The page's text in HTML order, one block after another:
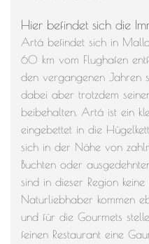
Hier befindet sich die
Artá befindet sich in
60 km vom Flughafen
den vergangenen Jahren
dabei aber trotzdem
beibehalten. Artá ist ein
eingebettet in die
sich in der Nähe von
Buchten oder
sind in dieser Region keine
Naturliebhaber kommen
und für die Gourmets
feinen Restaurant eine